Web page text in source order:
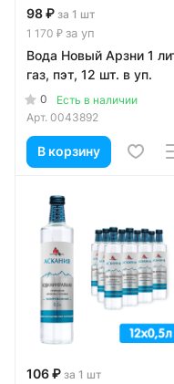
98 ₽ за 1 шт
1 170 ₽ за уп
Вода Новый Арзни 1
газ, пэт, 12 шт. в уп.
0
Есть в наличии
Арт. 0043892
В корзину
106 ₽ за 1 шт